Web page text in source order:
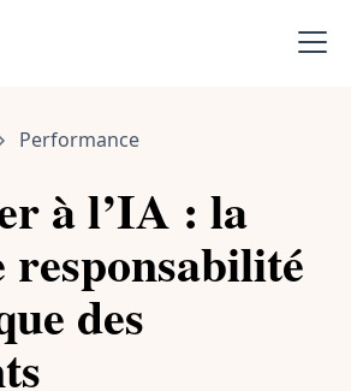
Performance
à l’IA : la
responsabilité
des